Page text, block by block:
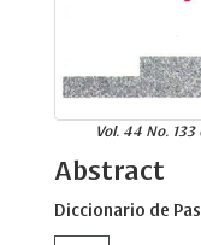
Vol. 44 No.
Abstract
Diccionario de